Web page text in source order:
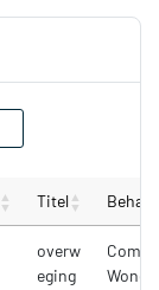
Titel
overw
eging